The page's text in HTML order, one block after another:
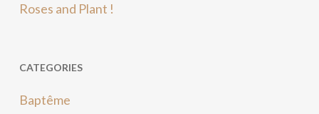
Roses and Plant !
CATEGORIES
Baptême